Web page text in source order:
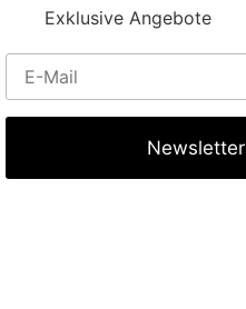
Exklusive Angebote